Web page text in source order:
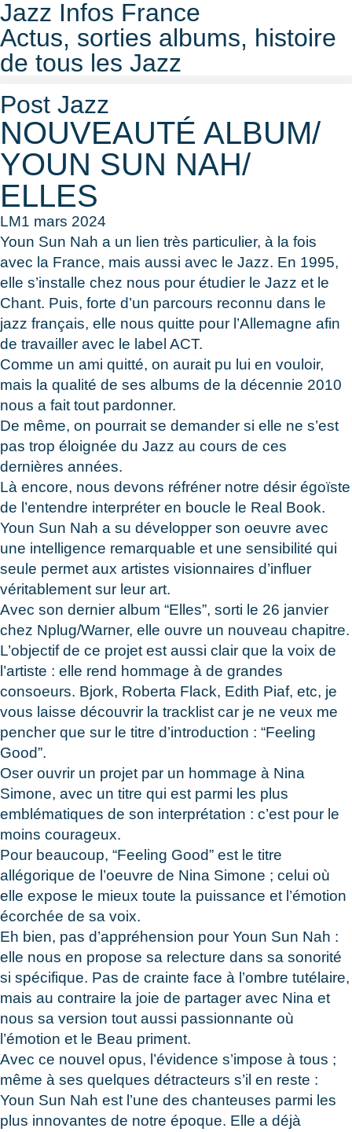
Jazz Infos France
Actus, sorties albums, histoire
de tous les Jazz
Post Jazz
NOUVEAUTÉ ALBUM/
YOUN SUN NAH/
ELLES
LM1 mars 2024
Youn Sun Nah a un lien très particulier, à la fois
avec la France, mais aussi avec le Jazz. En 1995,
elle s’installe chez nous pour étudier le Jazz et le
Chant. Puis, forte d’un parcours reconnu dans le
jazz français, elle nous quitte pour l’Allemagne afin
de travailler avec le label ACT.
Comme un ami quitté, on aurait pu lui en vouloir,
mais la qualité de ses albums de la décennie 2010
nous a fait tout pardonner.
De même, on pourrait se demander si elle ne s’est
pas trop éloignée du Jazz au cours de ces
dernières années.
Là encore, nous devons réfréner notre désir égoïste
de l’entendre interpréter en boucle le Real Book.
Youn Sun Nah a su développer son oeuvre avec
une intelligence remarquable et une sensibilité qui
seule permet aux artistes visionnaires d’influer
véritablement sur leur art.
Avec son dernier album “Elles”, sorti le 26 janvier
chez Nplug/Warner, elle ouvre un nouveau chapitre.
L’objectif de ce projet est aussi clair que la voix de
l’artiste : elle rend hommage à de grandes
consoeurs. Bjork, Roberta Flack, Edith Piaf, etc, je
vous laisse découvrir la tracklist car je ne veux me
pencher que sur le titre d’introduction : “Feeling
Good”.
Oser ouvrir un projet par un hommage à Nina
Simone, avec un titre qui est parmi les plus
emblématiques de son interprétation : c’est pour le
moins courageux.
Pour beaucoup, “Feeling Good” est le titre
allégorique de l’oeuvre de Nina Simone ; celui où
elle expose le mieux toute la puissance et l’émotion
écorchée de sa voix.
Eh bien, pas d’appréhension pour Youn Sun Nah :
elle nous en propose sa relecture dans sa sonorité
si spécifique. Pas de crainte face à l’ombre tutélaire,
mais au contraire la joie de partager avec Nina et
nous sa version tout aussi passionnante où
l’émotion et le Beau priment.
Avec ce nouvel opus, l’évidence s’impose à tous ;
même à ses quelques détracteurs s’il en reste :
Youn Sun Nah est l’une des chanteuses parmi les
plus innovantes de notre époque. Elle a déjà